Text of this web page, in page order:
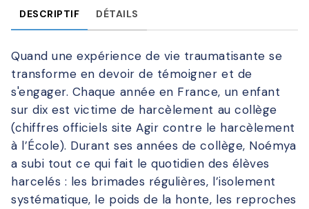
DESCRIPTIF DÉTAILS
Quand une expérience de vie traumatisante se
transforme en devoir de témoigner et de
s'engager. Chaque année en France, un enfant
sur dix est victime de harcèlement au collège
(chiffres officiels site Agir contre le harcèlement
à l’École). Durant ses années de collège, Noémya
a subi tout ce qui fait le quotidien des élèves
harcelés : les brimades régulières, l’isolement
systématique, le poids de la honte, les reproches